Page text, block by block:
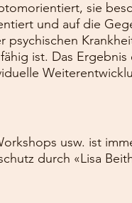
sie
und auf die
psychischen
ist. Das
usw. ist
durch «Lisa